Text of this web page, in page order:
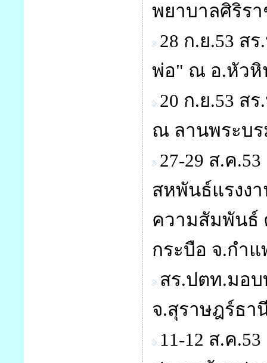
พยาบาลศิริรา
28 ก.ย.53 ส
พ่อ" ณ อ.หัวหิ
20 ก.ย.53 ส
ณ ลานพระบ
27-29 ส.ค
สหพันธ์แรงง
ความสัมพันธ์
กระบือ จ.กำแ
สร.ปตท.มอ
จ.สุราษฎร์ธา
11-12 ส.ค